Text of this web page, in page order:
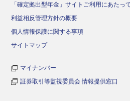
「確定拠出型年金」サイトご利用にあたっ
利益相反管理方針の概要
個人情報保護に関する事項
サイトマップ
マイナンバー
証券取引等監視委員会 情報提供窓口